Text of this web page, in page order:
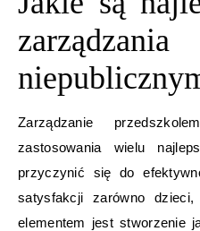
zarządzania
Zarządzanie
zastosowania wielu
przyczynić się do
satysfakcji zarówno
elementem jest stworzenie